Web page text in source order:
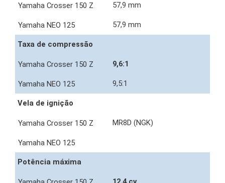
57,9 mm
57,9 mm
Taxa de compressão
9,6:1
9,5:1
Vela de ignição
MR8D (NGK)
Potência máxima